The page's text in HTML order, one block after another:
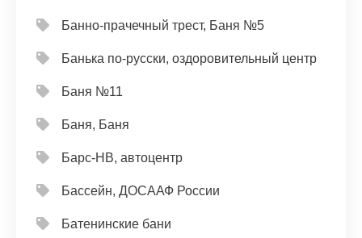
Банно-прачечный трест, Баня №5
Банька по-русски, оздоровительный центр
Баня №11
Баня, Баня
Барс-НВ, автоцентр
Бассейн, ДОСААФ России
Батенинские бани